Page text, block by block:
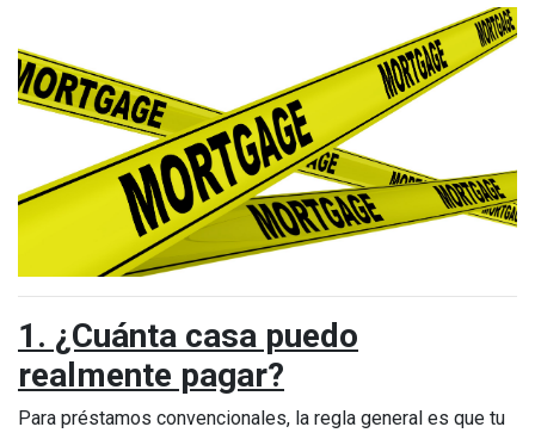
1. ¿Cuánta casa puedo
realmente pagar?
Para préstamos convencionales, la regla general es que tu